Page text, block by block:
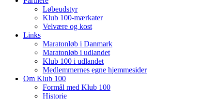
Løbeudstyr
Klub 100-mærkater
Velvære og kost
Links
Maratonløb i Danmark
Maratonløb i udlandet
Klub 100 i udlandet
Medlemmernes egne hjemmesider
Om Klub 100
Formål med Klub 100
Historie